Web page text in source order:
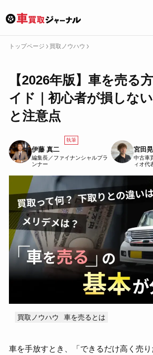
トップページへ戻る
カテゴリーで探す
どこで売る 何を売る 特集 買取サービス
買取ノウハウ
キーワード・タグで探す
検
索
車買取の基礎
どこに売るか
車の売り方
車を売るとは
買取サービス
MOTA
アップル オートバックス カーセブ
カーネクスト
ガリバー スマイルカーズ
ソ
ユーカーパック
トップページ 買取ノウハウ
【2026年版】車を売る
イド｜初心者が損しな
と注意点
執筆
伊藤 真二
編集長／ファイナンシャルプラ
ンナー
宮田
中古車
ィオ代
買取ノウハウ 車を売るとは
車を手放すとき、「できるだけ高く売